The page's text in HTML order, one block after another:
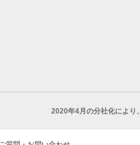
2020年4月の分社化により、